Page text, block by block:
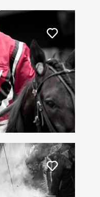
Liker